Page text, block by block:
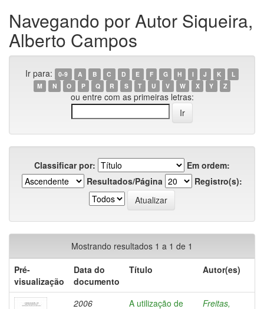
Navegando por Autor Siqueira,
Alberto Campos
Ir para: 0-9 A B C D E F G H I J K
L
M
N O P Q R S T U V W X Y Z
ou entre com as primeiras letras:
Classificar por:
Em ordem:
Resultados/Página
Registro(s):
Mostrando resultados 1 a 1 de 1
Pré-
visualização
Data do
documento
Título Autor(es)
2006 A utilização de Freitas,